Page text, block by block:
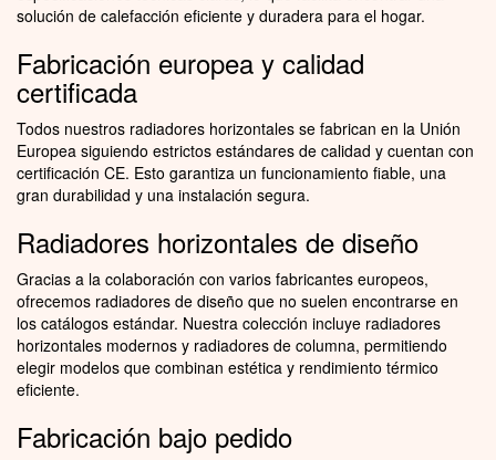
solución de calefacción eficiente y duradera para el hogar.
Fabricación europea y calidad
certificada
Todos nuestros radiadores horizontales se fabrican en la Unión
Europea siguiendo estrictos estándares de calidad y cuentan con
certificación CE. Esto garantiza un funcionamiento fiable, una
gran durabilidad y una instalación segura.
Radiadores horizontales de diseño
Gracias a la colaboración con varios fabricantes europeos,
ofrecemos radiadores de diseño que no suelen encontrarse en
los catálogos estándar. Nuestra colección incluye radiadores
horizontales modernos y radiadores de columna, permitiendo
elegir modelos que combinan estética y rendimiento térmico
eficiente.
Fabricación bajo pedido